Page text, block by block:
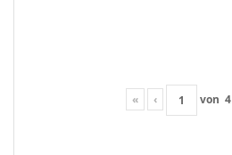
« ‹ von 4